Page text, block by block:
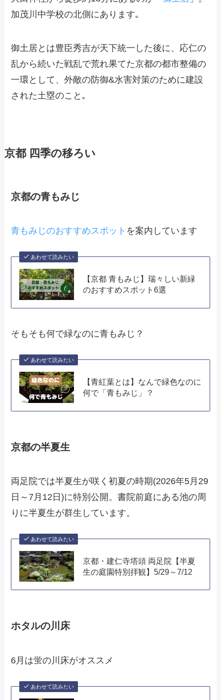
加茂川中学校の北側にあります｡
御土居とは豊臣秀吉が天下統一した後に、応仁の
乱から続いた戦乱で荒れ果てた京都の都市整備の
一環として、外敵の防御&水害対策のために建設
された土塁のこと｡
京都 四季の移ろい
京都の青もみじ
青もみじのおすすめスポット を案内しています
あわせて読みたい
【京都 青もみじ】瑞々しい新緑
のおすすめスポット6選
そもそも何で緑なのに青もみじ？
あわせて読みたい
【青紅葉とは】なんで緑色なのに
何で「青もみじ」？
京都の半夏生
両足院では半夏生が咲く初夏の時期(2026年5月29
日～7月12日)に特別公開。書院前庭にある池の周
りに半夏生が群生しています。
あわせて読みたい
京都・建仁寺塔頭 両足院【半夏
生の庭園特別拝観】5/29～7/12
ホタルの川床
6月は蛍の川床がオススメ
あわせて読みたい